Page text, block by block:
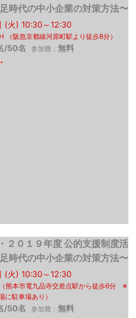
時代の中小企業の対策方法〜
(火) 10:30～12:30
（阪急京都線河原町駅より徒歩8分）
/50名 参加費： 無料
２０１９年度 公的支援制度活
時代の中小企業の対策方法〜
(火) 10:30～12:30
熊本市電九品寺交差点駅から徒歩6分 ※
に駐車場あり）
/50名 参加費： 無料